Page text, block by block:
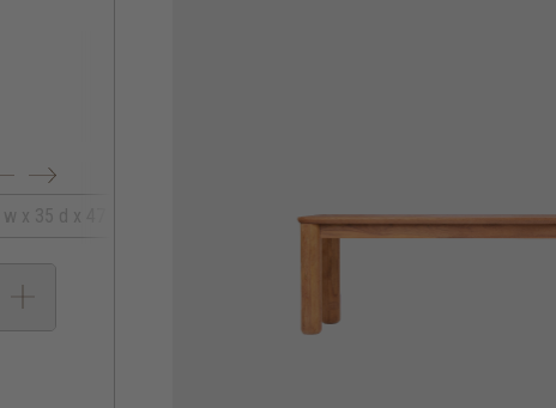
164 w x 35 d x 47 h 179 w x 35 d x 47 h